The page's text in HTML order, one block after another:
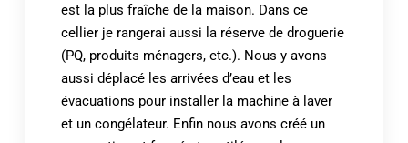
est la plus fraîche de la maison. Dans ce
cellier je rangerai aussi la réserve de droguerie
(PQ, produits ménagers, etc.). Nous y avons
aussi déplacé les arrivées d’eau et les
évacuations pour installer la machine à laver
et un congélateur. Enfin nous avons créé un